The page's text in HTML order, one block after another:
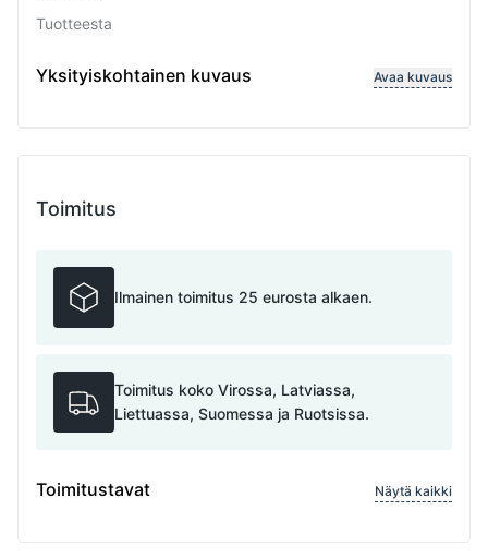
Tuotteesta
Variable length
Yksityiskohtainen kuvaus Avaa kuvaus
Toimitus
Ilmainen toimitus 25 eurosta alkaen.
Toimitus koko Virossa, Latviassa,
Liettuassa, Suomessa ja Ruotsissa.
Toimitustavat Näytä kaikki